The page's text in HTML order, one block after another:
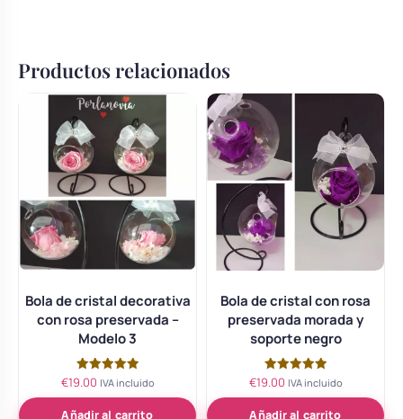
Productos relacionados
Bola de cristal decorativa
con rosa preservada –
Modelo 3
Valorado
de 5
€19.00 IVA incluido
Añadir al carrito
Bola de cristal con rosa
preservada morada y
soporte negro
Valorado
de 5
€19.00 IVA incluido
Añadir al carrito